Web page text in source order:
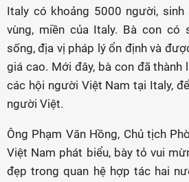
Italy có khoảng 5000 người,
vùng, miền của Italy. Bà con
sống, địa vị pháp lý ổn định và
giá cao. Mới đây, bà con đã thành
các hội người Việt Nam tại Italy,
người Việt.
Ông Phạm Văn Hồng, Chủ tịch
Việt Nam phát biểu, bày tỏ vui
đẹp trong quan hệ hợp tác hai